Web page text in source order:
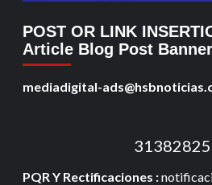
POST OR LINK
Article Blog Post
mediadigital-
PQR Y Rectificaciones :